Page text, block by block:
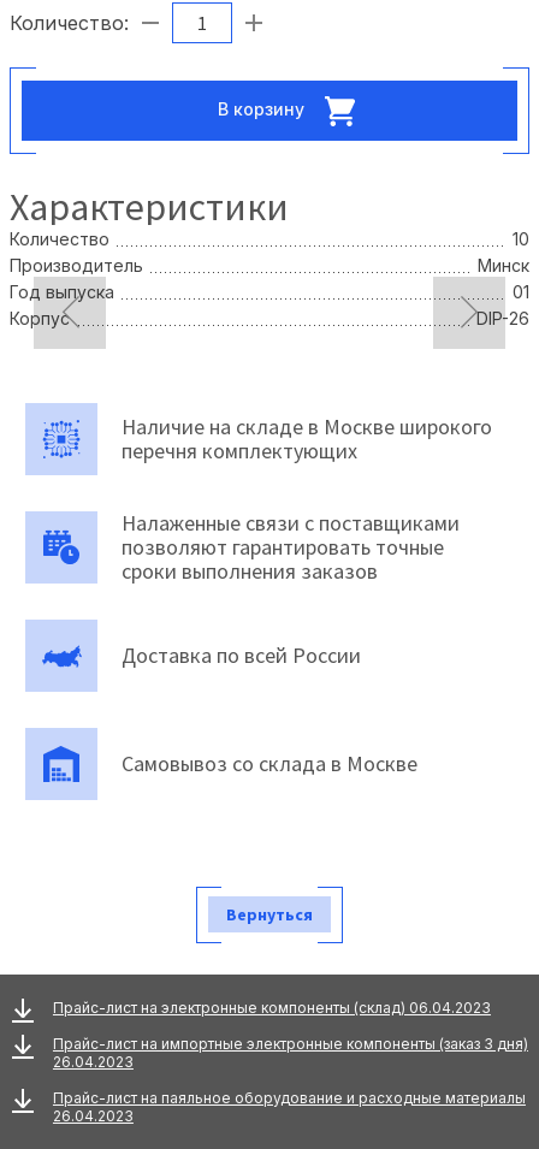
Количество:
В корзину
Характеристики
Количество
10
Производитель
Минск
Год выпуска
01
Корпус
DIP-26
Наличие на складе в Москве широкого
перечня комплектующих
Налаженные связи с поставщиками
позволяют гарантировать точные
сроки выполнения заказов
Доставка по всей России
Самовывоз со склада в Москве
Вернуться
Прайс-лист на электронные компоненты (склад) 06.04.2023
Прайс-лист на импортные электронные компоненты (заказ 3 дня)
26.04.2023
Прайс-лист на паяльное оборудование и расходные материалы
26.04.2023